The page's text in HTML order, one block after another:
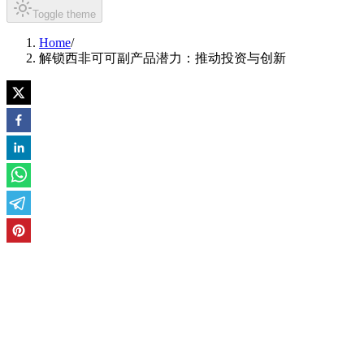
Toggle theme
Home/
解锁西非可可副产品潜力：推动投资与创新